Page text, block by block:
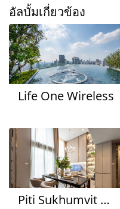
อัลบั้มเกี่ยวข้อง
Life One Wireless
Piti Sukhumvit 101